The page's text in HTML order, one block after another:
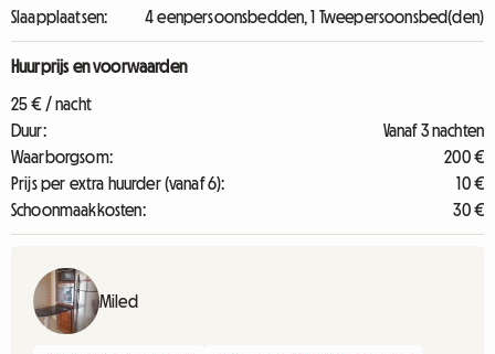
Slaapplaatsen:
4 eenpersoonsbedden, 1 Tweepersoonsbed(den)
Huurprijs en voorwaarden
25 € / nacht
Duur:
Vanaf 3 nachten
Waarborgsom:
200 €
Prijs per extra huurder (vanaf 6):
10 €
Schoonmaakkosten:
30 €
Miled